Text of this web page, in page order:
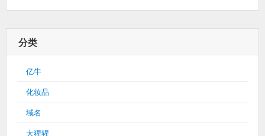
分类
亿牛
化妆品
域名
大猩猩